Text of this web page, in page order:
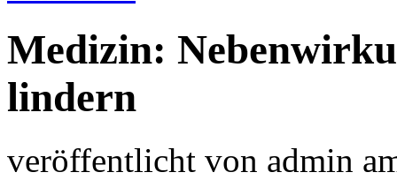
Medizin:
lindern
veröffentlicht von admin